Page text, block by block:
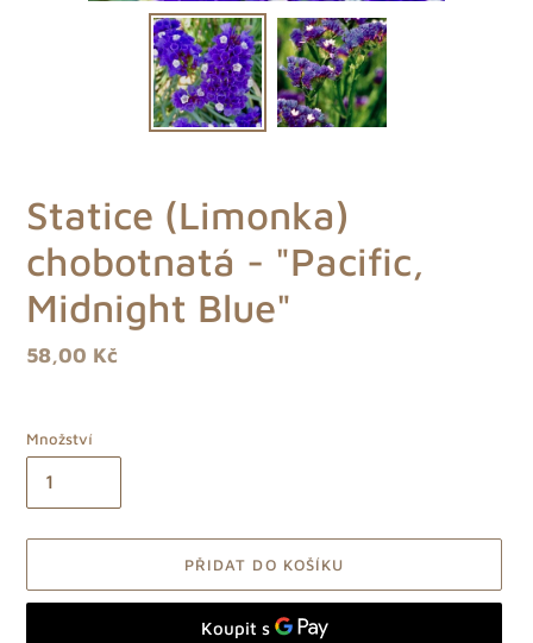
Statice (Limonka)
chobotnatá - "Pacific,
Midnight Blue"
Běžná
58,00 Kč
Množství
PŘIDAT DO KOŠÍKU